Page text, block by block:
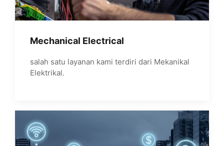
Mechanical Electrical
salah satu layanan kami terdiri dari Mekanikal
Elektrikal.